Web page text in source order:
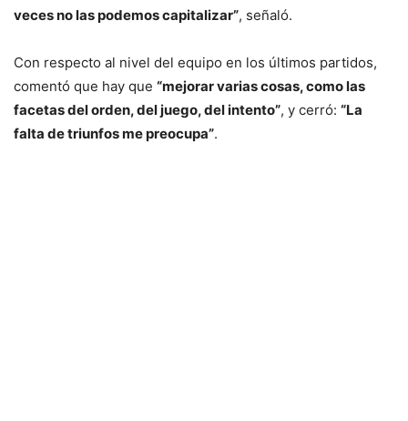
veces no las podemos capitalizar”, señaló.
Con respecto al nivel del equipo en los últimos partidos,
comentó que hay que “mejorar varias cosas, como las
facetas del orden, del juego, del intento”, y cerró: “La
falta de triunfos me preocupa”.